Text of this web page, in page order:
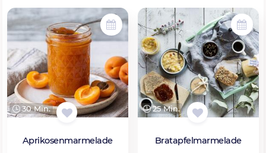
30 Min.
Aprikosenmarmelade
25 Min.
Bratapfelmarmelade